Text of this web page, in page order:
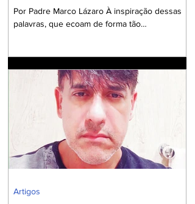
Por Padre Marco Lázaro À inspiração dessas
palavras, que ecoam de forma tão
debate eleitoral , impõe que seja aberto um
exaustivo debate sobre a parcela tão
necessitada de assistência e visibilidade
quanto às pessoas das comunidades
periféricas que vivem assoladas pela violência
e ineficiente assistência à saúde, frequente
falta de água e sob péssim
Artigos